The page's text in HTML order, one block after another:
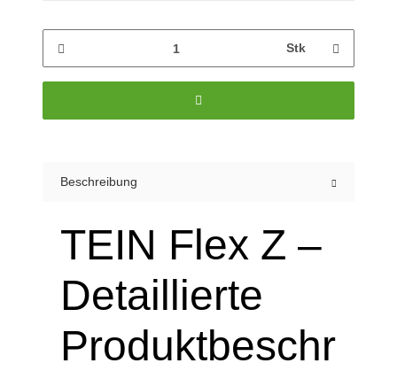
Stk
Beschreibung
TEIN Flex Z –
Detaillierte
Produktbeschr